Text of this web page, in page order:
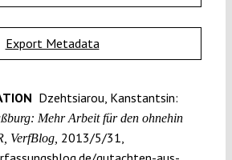
Export Metadata
Dzehtsiarou, Kanstantsin:
Mehr Arbeit für den ohnehin
VerfBlog, 2013/5/31,